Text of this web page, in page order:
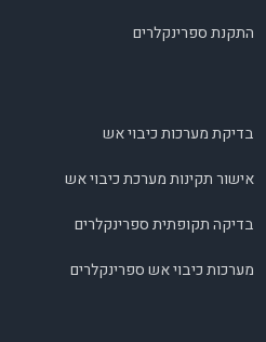
התקנת ספרינקלרים
בדיקת מערכות כיבוי אש
אישור תקינות מערכת כיבוי אש
בדיקה תקופתית ספרינקלרים
מערכות כיבוי אש ספרינקלרים